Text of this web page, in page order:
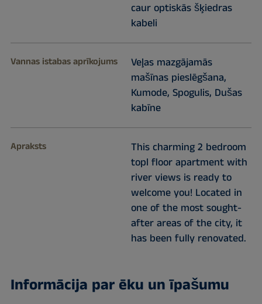
caur optiskās šķiedras
kabeli
Vannas istabas aprīkojums
Veļas mazgājamās
mašīnas pieslēgšana,
Kumode, Spogulis, Dušas
kabīne
Apraksts
This charming 2 bedroom
topl floor apartment with
river views is ready to
welcome you! Located in
one of the most sought-
after areas of the city, it
has been fully renovated.
Informācija par ēku un īpašumu